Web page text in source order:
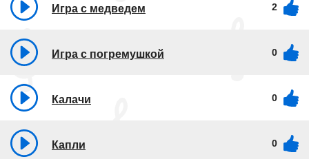
Игра с медведем 2
Игра с погремушкой 0
Калачи 0
Капли 0